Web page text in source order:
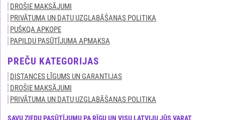
DROŠIE MAKSĀJUMI
PRIVĀTUMA UN DATU UZGLABĀŠANAS POLITIKA
PUŠĶQA APKOPE
PAPILDU PASŪTĪJUMA APMAKSA
PREČU KATEGORIJAS
DISTANCES LĪGUMS UN GARANTIJAS
DROŠIE MAKSĀJUMI
PRIVĀTUMA UN DATU UZGLABĀŠANAS POLITIKA
SAVU ZIEDU PASŪTĪJUMU PA RĪGU UN VISU LATVIJU JŪS VARAT